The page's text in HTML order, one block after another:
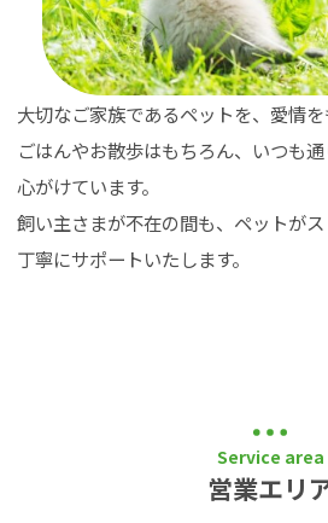
大切なご家族であるペットを、愛情を
ごはんやお散歩はもちろん、いつも
心がけています。
飼い主さまが不在の間も、ペットが
丁寧にサポートいたします。
Service area
営業エリ